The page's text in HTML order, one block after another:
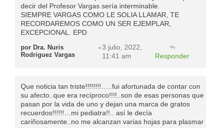
decir del Profesor Vargas sería interminable.
SIEMPRE VARGAS COMO LE SOLIA LLAMAR, TE
RECORDAREMOS COMO UN SER EJEMPLAR,
EXCEPCIONAL. EPD
por Dra. Nuris
Rodriguez Vargas
- 3 julio, 2022,
11:41 am
Responder
Que noticia tan triste!!!!!!!!…..fui afortunada de contar con
su afecto..que era recíproco!!!!..son de esas personas que
pasan por la vida de uno y dejan una marca de gratos
recuerdos!!!!!!…mi pediatra!!.. así le decía
cariñosamente..no me alcanzan varias hojas para plasmar